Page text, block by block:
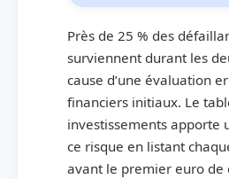
Près de 25 % des
surviennent durant les
cause d’une évaluation
financiers initiaux. Le
investissements apporte
ce risque en listant
avant le premier euro de